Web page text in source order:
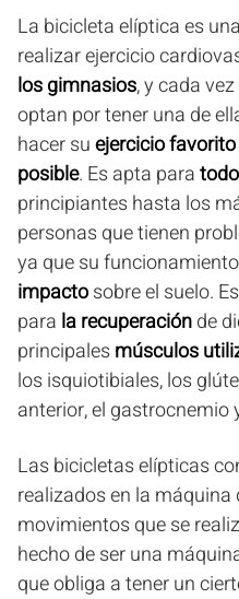
La bicicleta elíptica es
realizar ejercicio
los gimnasios, y cada
optan por tener una de
hacer suejercicio favorito
posible. Es apta para
principiantes hasta los
personas que tienen
ya que su funcionamiento
impactosobre el suelo.
para la recuperaciónde
principalesmúsculos
los isquiotibiales, los
anterior, el gastrocnemio
Las bicicletas elípticas
realizados en la máquina
movimientos que se
hecho de ser una
que obliga a tener un